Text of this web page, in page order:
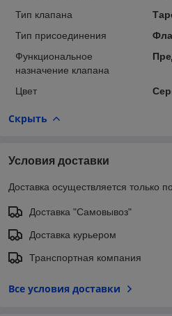
Тип клапана
Тип присоединения
Функциональное
назначение клапана
Цвет
Скрыть
Условия доставки
Доставка осуществляется только
Доставка "Самовывоз"
Доставка курьером
Транспортная компания
Все условия доставки